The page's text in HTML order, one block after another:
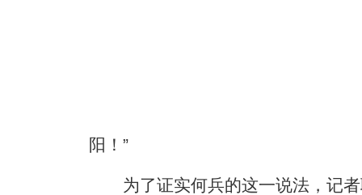
阳！”
为了证实何兵的这一说法，记者